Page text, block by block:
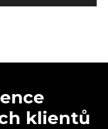
klientů